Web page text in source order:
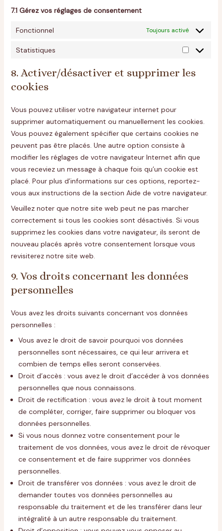
7.1 Gérez vos réglages de consentement
Fonctionnel Toujours activé
Statistiques
8. Activer/désactiver et supprimer les
cookies
Vous pouvez utiliser votre navigateur internet pour
supprimer automatiquement ou manuellement les cookies.
Vous pouvez également spécifier que certains cookies ne
peuvent pas être placés. Une autre option consiste à
modifier les réglages de votre navigateur Internet afin que
vous receviez un message à chaque fois qu’un cookie est
placé. Pour plus d’informations sur ces options, reportez-
vous aux instructions de la section Aide de votre navigateur.
Veuillez noter que notre site web peut ne pas marcher
correctement si tous les cookies sont désactivés. Si vous
supprimez les cookies dans votre navigateur, ils seront de
nouveau placés après votre consentement lorsque vous
revisiterez notre site web.
9. Vos droits concernant les données
personnelles
Vous avez les droits suivants concernant vos données
personnelles :
Vous avez le droit de savoir pourquoi vos données
personnelles sont nécessaires, ce qui leur arrivera et
combien de temps elles seront conservées.
Droit d’accès : vous avez le droit d’accéder à vos données
personnelles que nous connaissons.
Droit de rectification : vous avez le droit à tout moment
de compléter, corriger, faire supprimer ou bloquer vos
données personnelles.
Si vous nous donnez votre consentement pour le
traitement de vos données, vous avez le droit de révoquer
ce consentement et de faire supprimer vos données
personnelles.
Droit de transférer vos données : vous avez le droit de
demander toutes vos données personnelles au
responsable du traitement et de les transférer dans leur
intégralité à un autre responsable du traitement.